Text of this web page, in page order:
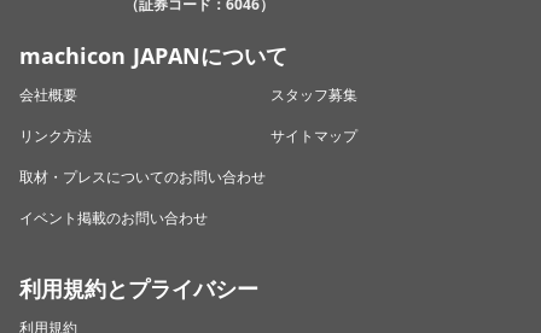
（証券コード：6046）
machicon JAPANについて
会社概要
スタッフ募集
リンク方法
サイトマップ
取材・プレスについてのお問い合わせ
イベント掲載のお問い合わせ
利用規約とプライバシー
利用規約